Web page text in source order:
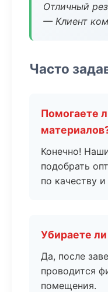
Отличный
— Клиент
Часто
Помогаете
Конечно!
подобрать
по качеству и
Убираете
Да, после
проводится
помещения.